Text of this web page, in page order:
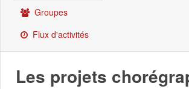
Demandes
À propos
Groupes
Flux d'activités
Les projets